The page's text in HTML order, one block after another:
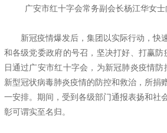
广安市红十字会常务副会长杨江华女
新冠疫情爆发后，集团以实际行动，快
和各级党委政府的号召，坚决打好、打赢防
日通过广安市红十字会，为新冠肺炎疫情防
新型冠状病毒肺炎疫情的防控和救治，所捐
一安排。期间，受到各级部门通报表扬和社
彰可谓实至名归。